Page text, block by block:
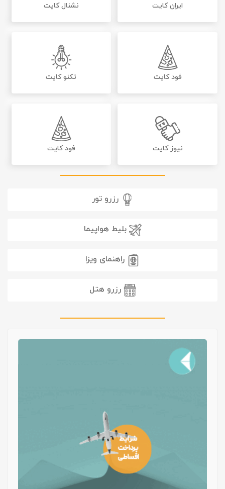
ایران کایت نشنال کایت
فود کایت تکنو کایت
نیوز کایت فود کایت
رزرو تور
بلیط هواپیما
راهنمای ویزا
رزرو هتل